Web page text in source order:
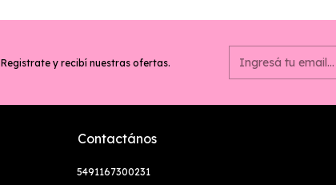
Registrate y recibí nuestras ofertas.
Contactános
5491167300231